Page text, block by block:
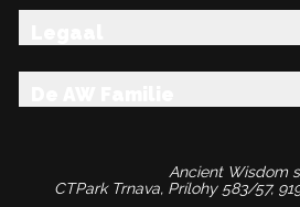
Ancient Wisdom
CTPark Trnava, Prílohy 583/57,